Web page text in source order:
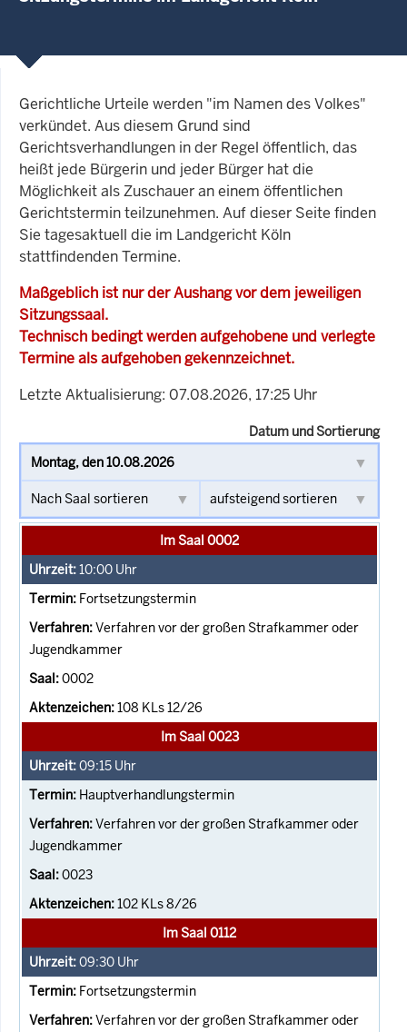
Gerichtliche Urteile werden "im Namen des Volkes"
verkündet. Aus diesem Grund sind
Gerichtsverhandlungen in der Regel öffentlich, das
heißt jede Bürgerin und jeder Bürger hat die
Möglichkeit als Zuschauer an einem öffentlichen
Gerichtstermin teilzunehmen. Auf dieser Seite finden
Sie tagesaktuell die im Landgericht Köln
stattfindenden Termine.
Maßgeblich ist nur der Aushang vor dem jeweiligen
Sitzungssaal.
Technisch bedingt werden aufgehobene und verlegte
Termine als aufgehoben gekennzeichnet.
Letzte Aktualisierung: 07.08.2026, 17:25 Uhr
Datum und Sortierung
Im Saal 0002
10:00 Uhr
Fortsetzungstermin
Verfahren vor der großen Strafkammer oder
Jugendkammer
0002
108 KLs 12/26
Im Saal 0023
09:15 Uhr
Hauptverhandlungstermin
Verfahren vor der großen Strafkammer oder
Jugendkammer
0023
102 KLs 8/26
Im Saal 0112
09:30 Uhr
Fortsetzungstermin
Verfahren vor der großen Strafkammer oder